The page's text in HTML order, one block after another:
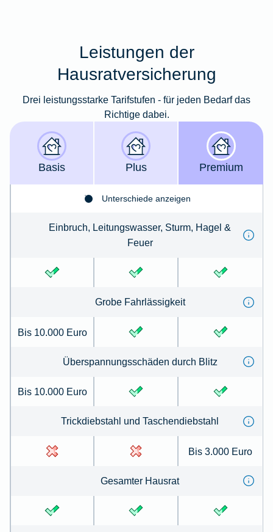
Leistungen der
Hausratversicherung
Drei leistungsstarke Tarifstufen - für jeden Bedarf das
Richtige dabei.
Basis Plus Premium
Unterschiede anzeigen
Einbruch, Leitungswasser, Sturm, Hagel &
Feuer
Grobe Fahrlässigkeit
Bis 10.000 Euro
Überspannungsschäden durch Blitz
Bis 10.000 Euro
Trickdiebstahl und Taschendiebstahl
Bis 3.000 Euro
Gesamter Hausrat